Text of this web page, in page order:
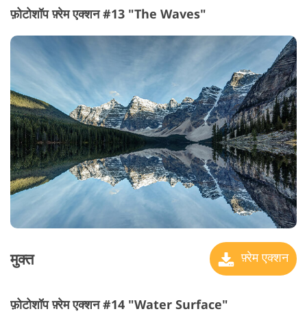
फ़ोटोशॉप फ़्रेम एक्शन #13 "The Waves"
मुक्त फ़्रेम एक्शन
फ़ोटोशॉप फ़्रेम एक्शन #14 "Water Surface"